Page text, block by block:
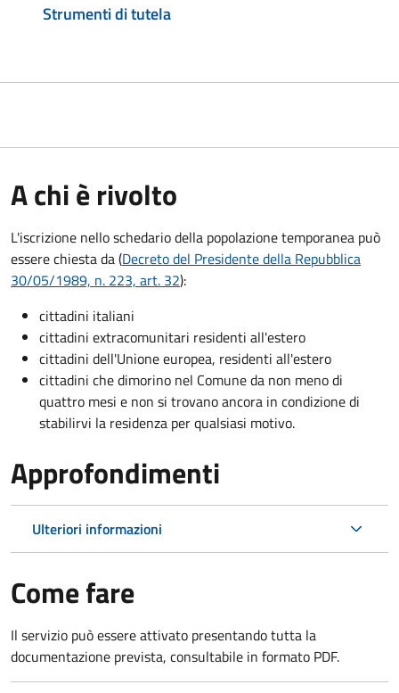
Strumenti di tutela
A chi è rivolto
L'iscrizione nello schedario della popolazione temporanea può
essere chiesta da (Decreto del Presidente della Repubblica
30/05/1989, n. 223, art. 32):
cittadini italiani
cittadini extracomunitari residenti all'estero
cittadini dell'Unione europea, residenti all'estero
cittadini che dimorino nel Comune da non meno di
quattro mesi e non si trovano ancora in condizione di
stabilirvi la residenza per qualsiasi motivo.
Approfondimenti
Ulteriori informazioni
Come fare
Il servizio può essere attivato presentando tutta la
documentazione prevista, consultabile in formato PDF.